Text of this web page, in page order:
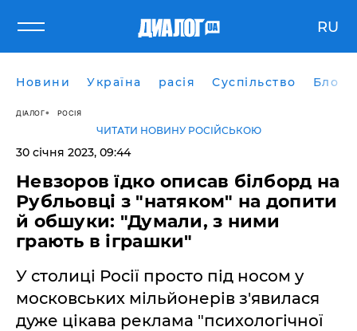
RU
Новини Україна расія Суспільство Блоги
ДІАЛОГ РОСІЯ
ЧИТАТИ НОВИНУ РОСІЙСЬКОЮ
30 січня 2023, 09:44
Невзоров їдко описав білборд на
Рубльовці з "натяком" на допити
й обшуки: "Думали, з ними
грають в іграшки"
У столиці Росії просто під носом у
московських мільйонерів з'явилася
дуже цікава реклама "психологічної